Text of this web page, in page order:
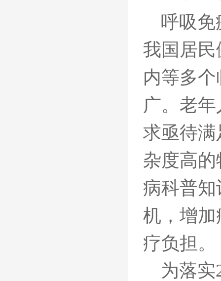
呼吸免
我国居
内等多
广。老
求亟待
杂度高
病科普
机，增
疗负担。
为落实